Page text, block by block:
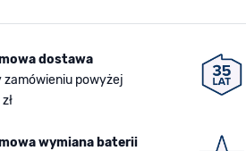
dostawa
zamówieniu powyżej
wymiana baterii